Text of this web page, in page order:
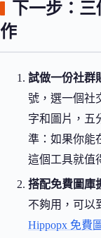
下一步：
作
試做一份社群
號，選一個社
字和圖片，五
準：如果你能
這個工具就值
搭配免費圖庫
不夠用，可以
Hippopx 免費